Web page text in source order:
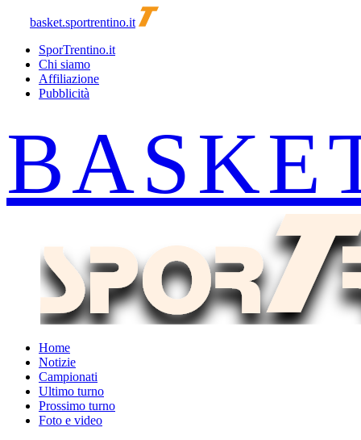
basket.sportrentino.it
SporTrentino.it
Chi siamo
Affiliazione
Pubblicità
Home
Notizie
Campionati
Ultimo turno
Prossimo turno
Foto e video